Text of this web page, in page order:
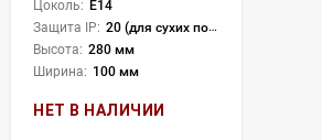
Цоколь: E14
Защита IP: 20 (для сухих пом.)
Высота: 280 мм
Ширина: 100 мм
НЕТ В НАЛИЧИИ